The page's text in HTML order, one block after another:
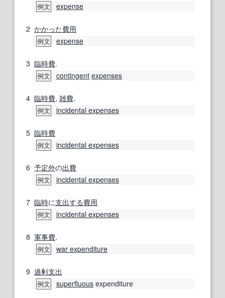
例文 expense
2 かかった費用
例文 expense
3 臨時費.
例文 contingent expenses
4 臨時費, 雑費.
例文 incidental expenses
5 臨時費
例文 incidental expenses
6 予定外の出費
例文 incidental expenses
7 臨時に支出する費用
例文 incidental expenses
8 軍事費.
例文 war expenditure
9 過剰支出
例文 superfluous expenditure